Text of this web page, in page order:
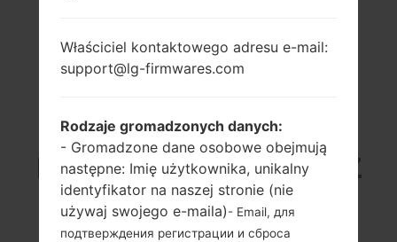
LG K373P (LGK373P) Z
SERII LG ESCAPE 3
Właściciel kontaktowego adresu e-mail:
support@lg-firmwares.com
Rodzaje gromadzonych danych:
- Gromadzone dane osobowe obejmują
następne: Imię użytkownika, unikalny
identyfikator na naszej stronie (nie
używaj swojego e-maila)- Email, для
подтверждения регистрации и сброса